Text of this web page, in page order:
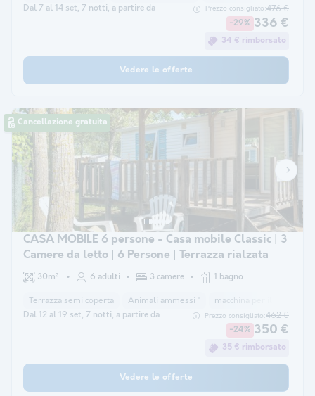
Dal 7 al 14 set, 7 notti, a partire da Prezzo consigliato:476 €
-29% 336 €
34 € rimborsato
Vedere le offerte
Cancellazione gratuita
CASA MOBILE 6 persone - Casa mobile Classic | 3
Camere da letto | 6 Persone | Terrazza rialzata
30m² 6 adulti 3 camere 1 bagno
Terrazza semi coperta Animali ammessi * macchina per il caffè
Dal 12 al 19 set, 7 notti, a partire da Prezzo consigliato:462 €
-24% 350 €
35 € rimborsato
Vedere le offerte